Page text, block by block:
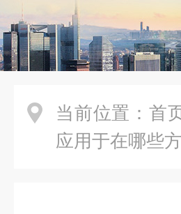
当前位置： 首
应用于在哪些